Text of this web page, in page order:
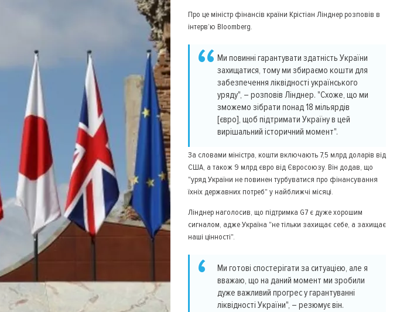
Про це міністр фінансів країни Крістіан Лінднер розповів в
інтерв’ю Bloomberg.
Ми повинні гарантувати здатність України
захищатися, тому ми збираємо кошти для
забезпечення ліквідності українського
уряду", – розповів Лінднер. "Схоже, що ми
зможемо зібрати понад 18 мільярдів
[євро], щоб підтримати Україну в цей
вирішальний історичний момент".
За словами міністра, кошти включають 7,5 млрд доларів від
США, а також 9 млрд євро від Євросоюзу. Він додав, що
"уряд України не повинен турбуватися про фінансування
їхніх державних потреб" у найближчі місяці.
Лінднер наголосив, що підтримка G7 є дуже хорошим
сигналом, адже Україна "не тільки захищає себе, а захищає
наші цінності".
Ми готові спостерігати за ситуацією, але я
вважаю, що на даний момент ми зробили
дуже важливий прогрес у гарантуванні
ліквідності України", – резюмує він.